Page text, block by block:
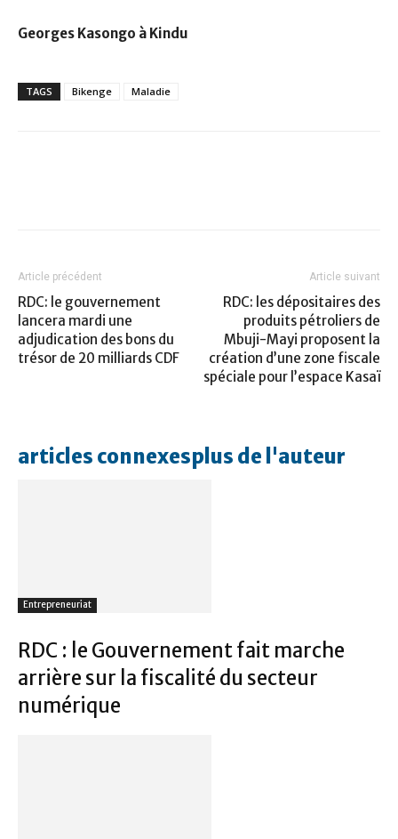
Georges Kasongo à Kindu
TAGS Bikenge Maladie
Article précédent
RDC: le gouvernement
lancera mardi une
adjudication des bons du
trésor de 20 milliards CDF
Article suivant
RDC: les dépositaires des
produits pétroliers de
Mbuji-Mayi proposent la
création d’une zone fiscale
spéciale pour l’espace Kasaï
articles connexesplus de l'auteur
Entrepreneuriat
RDC : le Gouvernement fait marche
arrière sur la fiscalité du secteur
numérique